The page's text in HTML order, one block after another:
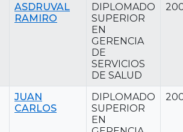
ASDRUVAL
RAMIRO
DIPLOMADO
SUPERIOR
EN
GERENCIA
DE
SERVICIOS
DE SALUD
JUAN
CARLOS
DIPLOMADO
SUPERIOR
EN